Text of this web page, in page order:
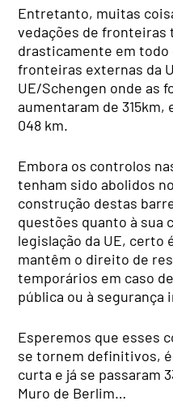
Entretanto, muitas
vedações de fronteiras
drasticamente em todo
fronteiras externas da
UE/Schengen onde as
aumentaram de 315km,
048 km.
Embora os controlos
tenham sido abolidos
construção destas
questões quanto à sua
legislação da UE, certo
mantêm o direito de
temporários em caso
pública ou à segurança
Esperemos que esses
se tornem definitivos,
curta e já se passaram
Muro de Berlim…